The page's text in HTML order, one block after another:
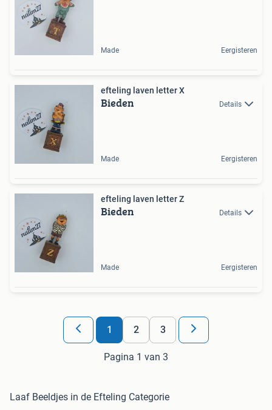
Made Eergisteren
efteling laven letter X
Bieden Details
Made Eergisteren
efteling laven letter Z
Bieden Details
Made Eergisteren
1 2 3
Pagina 1 van 3
Laaf Beeldjes in de Efteling Categorie